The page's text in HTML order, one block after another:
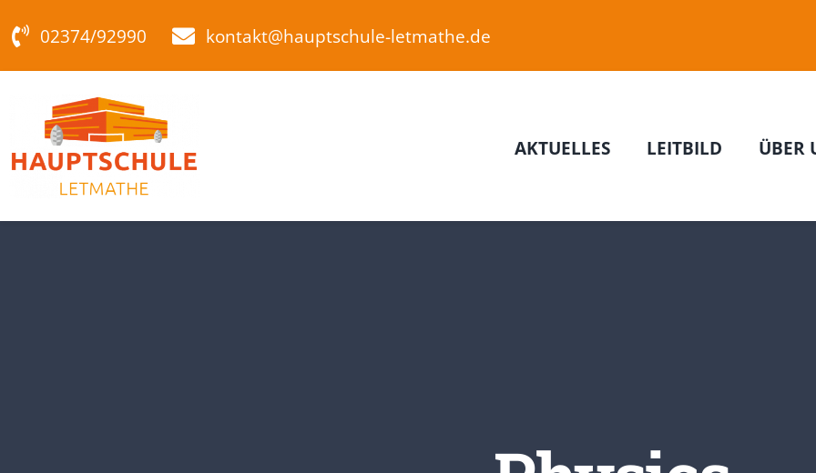
Inhalt
springen
02374/92990 kontakt@hauptschule-letmathe.de
AKTUELLES LEITBILD ÜBER